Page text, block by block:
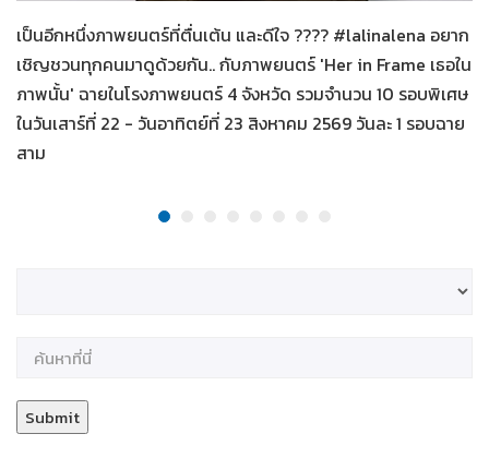
เป็นอีกหนึ่งภาพยนตร์ที่ตื่นเต้น และดีใจ ???? #lalinalena อยาก
เชิญชวนทุกคนมาดูด้วยกัน.. กับภาพยนตร์ 'Her in Frame เธอใน
ภาพนั้น' ฉายในโรงภาพยนตร์ 4 จังหวัด รวมจำนวน 10 รอบพิเศษ
ในวันเสาร์ที่ 22 - วันอาทิตย์ที่ 23 สิงหาคม 2569 วันละ 1 รอบฉาย
สาม